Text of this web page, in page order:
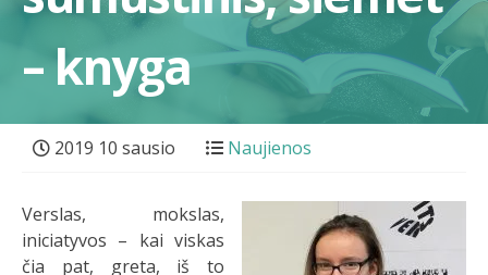
– knyga
2019 10 sausio Naujienos
Verslas, mokslas,
iniciatyvos – kai viskas
čia pat, greta, iš to